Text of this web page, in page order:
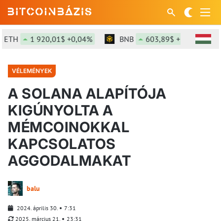
1 920,01$ +0,04% BNB 603,89$ +1,61%
VÉLEMÉNYEK
A SOLANA ALAPÍTÓJA
KIGÚNYOLTA A
MÉMCOINOKKAL
KAPCSOLATOS
AGGODALMAKAT
balu
2024. április 30.
7:31
2025. március 21.
23:31